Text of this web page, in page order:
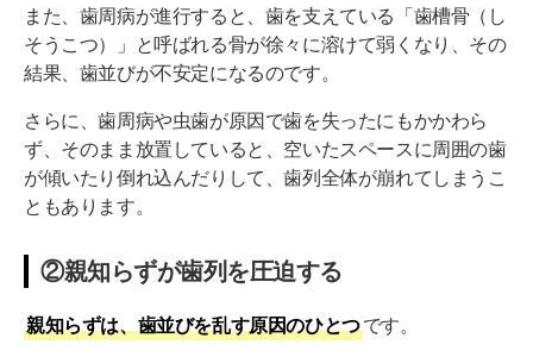
また、歯周病が進行すると、歯を支えている「歯槽骨（し
そうこつ）」と呼ばれる骨が徐々に溶けて弱くなり、その
結果、歯並びが不安定になるのです。
さらに、歯周病や虫歯が原因で歯を失ったにもかかわら
ず、そのまま放置していると、空いたスペースに周囲の歯
が傾いたり倒れ込んだりして、歯列全体が崩れてしまうこ
ともあります。
②親知らずが歯列を圧迫する
親知らずは、歯並びを乱す原因のひとつです。